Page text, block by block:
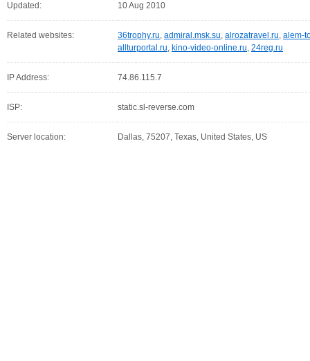
Updated: 10 Aug 2010
Related websites: 36trophy.ru, admiral.msk.su, alrozatravel.ru, alem-
allturportal.ru, kino-video-online.ru, 24reg.ru
IP Address: 74.86.115.7
ISP: static.sl-reverse.com
Server location: Dallas, 75207, Texas, United States, US